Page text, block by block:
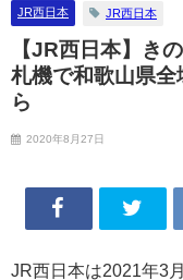
JR西日本 JR西日本
【JR西日本】き
札機で和歌山県
ら
2020年8月27日
JR西日本は2021年3